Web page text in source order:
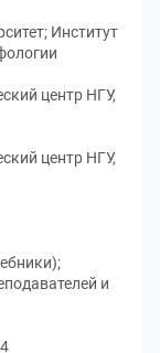
Институт
центр НГУ,
центр НГУ,
и